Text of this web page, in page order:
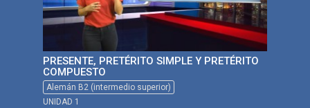
PRESENTE, PRETÉRITO SIMPLE Y PRETÉRITO
COMPUESTO
Alemán B2 (intermedio superior)
UNIDAD 1